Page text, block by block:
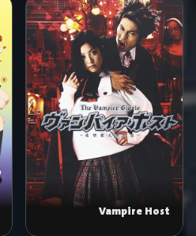
Vampire Host